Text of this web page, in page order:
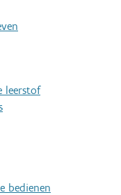
leerstof
bedienen